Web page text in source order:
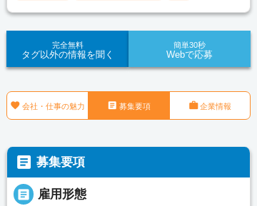
完全無料
タグ以外の情報を聞く
簡単30秒
Webで応募
 会社・仕事の魅力  募集要項 企業情報
 募集要項
 雇用形態